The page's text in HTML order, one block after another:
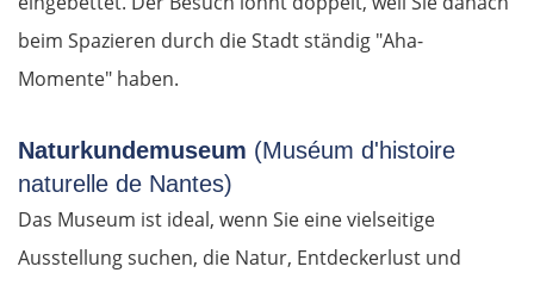
beim Spazieren durch die Stadt ständig "Aha-
Momente" haben.
Naturkundemuseum (Muséum d'histoire
naturelle de Nantes)
Das Museum ist ideal, wenn Sie eine vielseitige
Ausstellung suchen, die Natur, Entdeckerlust und